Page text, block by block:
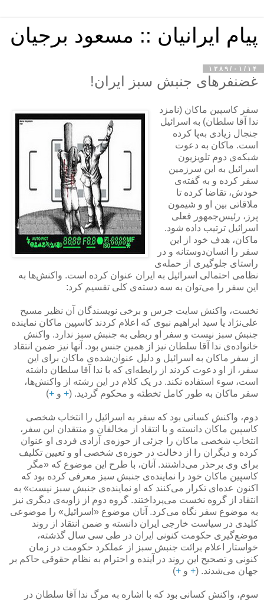
پیام ایرانیان :: مسعود برجیان
۱۳۸۹/۰۱/۱۴
غضنفرهای جنبش سبز ایران!
سفر کاسپین ماکان (نامزد
ندا آقا سلطان) به اسرائیل
جنجال زیادی به‌پا کرده
است. ماکان به دعوت
شبکه‌ی دوم تلویزیون
اسرائیل به این سرزمین
سفر کرده و به گفته‌ی
خودش، تقاضا کرده تا
ملاقاتی بین او و شیمون
پرز، رئیس‌جمهور فعلی
اسرائیل ترتیب داده شود.
ماکان، هدف خود از این
سفر را انسان‌دوستانه و در
راستای جلوگیری از حمله‌ی
نظامی احتمالی اسرائیل به ایران عنوان کرده است. واکنش‌ها به
این سفر را می‌توان به سه دسته‌ی کلی تقسیم کرد:
نخست، واکنش سایت جرس و برخی نویسندگان آن نظیر مسیح
علی‌نژاد یا سید ابراهیم نبوی که اعلام کردند کاسپین ماکان نماینده
جنبش سبز نیست و سفر او ربطی به جنبش سبز ندارد. واکنش
خانواده‌ی ندا آقا سلطان نیز از همین جنس بود. آنها نیز ضمن انتقاد
از سفر ماکان به اسرائیل و دلیل عنوان‌شده‌ی ماکان برای این
سفر، از او دعوت کردند از رابطه‌ای که با ندا آقا سلطان داشته
است، سوء استفاده نکند. در یک کلام در این رشته از واکنش‌ها،
سفر ماکان به طور کامل تخطئه و محکوم گردید. (+ و +
)
دوم، واکنش کسانی بود که سفر به اسرائیل را انتخاب شخصی
کاسپین ماکان دانسته و با انتقاد از مخالفان و منتقدان این سفر،
انتخاب شخصی ماکان را جزئی از حوزه‌ی آزادی فردی او عنوان
کرده و دیگران را از دخالت در حوزه‌ی شخصی او و تعیین تکلیف
برای وی برحذر می‌داشتند. آنان، با طرح این موضوع که «مگر
کاسپین ماکان خود را نماینده‌ی جنبش سبز معرفی کرده بود که
اکنون عده‌ای تکرار می‌کنند که او نماینده‌ی جنبش سبز نیست» به
انتقاد از گروه نخست می‌پرداختند. گروه دوم از زاویه‌ی دیگری نیز
به موضوع سفر نگاه می‌کرد. آنان موضوع «اسرائیل» را موضوعی
کلیدی در سیاست خارجی ایران دانسته و ضمن انتقاد از روند
موضع‌گیری حکومت کنونی ایران در طی سی سال گذشته،
خواستار اعلام برائت جنبش سبز از عملکرد حکومت در زمان
کنونی و تصحیح این روند در آینده و احترام به نظام حقوقی حاکم بر
جهان می‌شدند. (+ و +
)
سوم، واکنش کسانی بود که با اشاره به مرگ ندا آقا سلطان در